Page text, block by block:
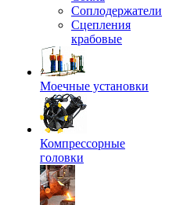
Соплодержатели
Сцепления
крабовые
Моечные установки
Компрессорные
головки